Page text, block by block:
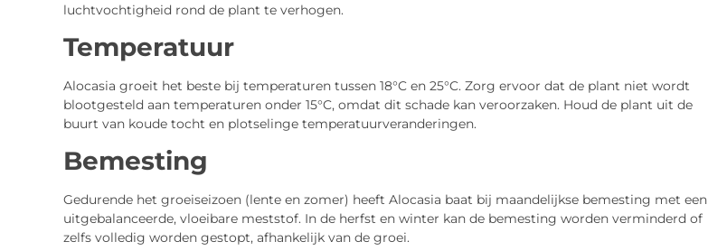
luchtvochtigheid rond de plant te verhogen.
Temperatuur
Alocasia groeit het beste bij temperaturen tussen 18°C en 25°C. Zorg ervoor dat de plant niet wordt
blootgesteld aan temperaturen onder 15°C, omdat dit schade kan veroorzaken. Houd de plant uit de
buurt van koude tocht en plotselinge temperatuurveranderingen.
Bemesting
Gedurende het groeiseizoen (lente en zomer) heeft Alocasia baat bij maandelijkse bemesting met een
uitgebalanceerde, vloeibare meststof. In de herfst en winter kan de bemesting worden verminderd of
zelfs volledig worden gestopt, afhankelijk van de groei.